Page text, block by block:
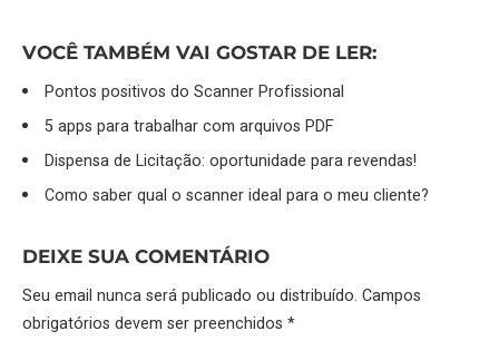
VOCÊ TAMBÉM VAI GOSTAR DE LER:
Pontos positivos do Scanner Profissional
5 apps para trabalhar com arquivos PDF
Dispensa de Licitação: oportunidade para revendas!
Como saber qual o scanner ideal para o meu cliente?
DEIXE SUA COMENTÁRIO
Seu email nunca será publicado ou distribuído. Campos
obrigatórios devem ser preenchidos *